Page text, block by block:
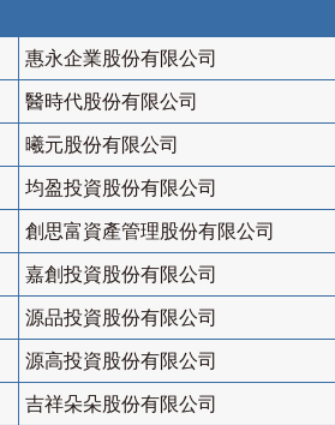
惠永企業股份有限公司
醫時代股份有限公司
曦元股份有限公司
均盈投資股份有限公司
創思富資產管理股份有限公司
嘉創投資股份有限公司
源品投資股份有限公司
源高投資股份有限公司
吉祥朵朵股份有限公司